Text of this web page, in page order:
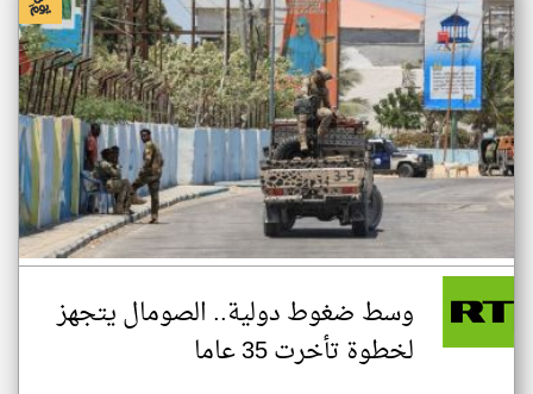
وسط ضغوط دولية.. الصومال يتجهز
لخطوة تأخرت 35 عاما